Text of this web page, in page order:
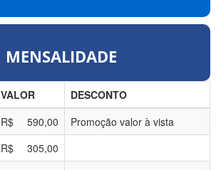
MENSALIDADE
VALOR
DESCONTO
R$ 590,00
Promoção valor à vista
R$
305,00